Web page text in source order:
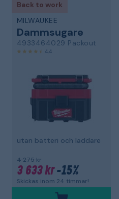
Back to work
MILWAUKEE
Dammsugare
4933464029 Packout
4,4
utan batteri och laddare
4 275 kr
3 633 kr-15%
Skickas inom 24 timmar!